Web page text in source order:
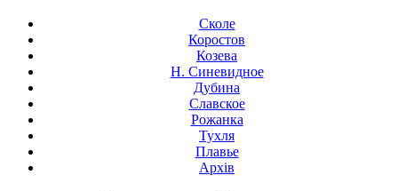
Сколе
Коростов
Козева
Н. Синевидное
Дубина
Славское
Рожанка
Тухля
Плавье
Архів